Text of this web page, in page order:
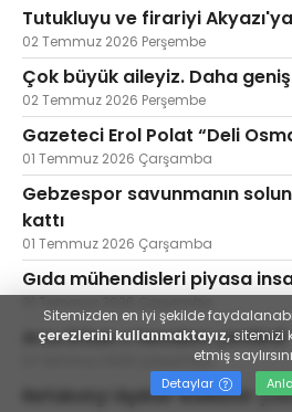
Tutukluyu ve firariyi
02 Temmuz 2026 Perşembe
Çok büyük aileyiz. Daha
02 Temmuz 2026 Perşembe
Gazeteci Erol Polat “Deli
01 Temmuz 2026 Çarşamba
Gebzespor savunmanın
kattı
01 Temmuz 2026 Çarşamba
Gıda mühendisleri piyasa
Arzu Erkan x hesabını yeniledi
01 Temmuz 2026 Çarşamba
Refakatçi âşıklar Balıkesir
Sitemizden en iyi şekilde
çerezlerini kullanmaktayız, sitemizi
etmiş
Detaylar